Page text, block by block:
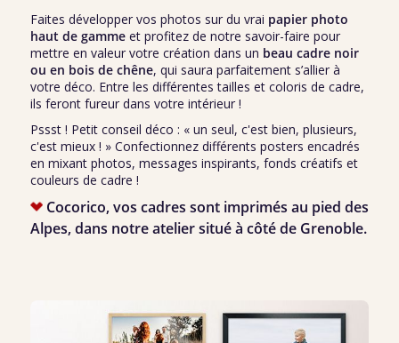
Faites développer vos photos sur du vrai papier photo
haut de gamme et profitez de notre savoir-faire pour
mettre en valeur votre création dans un beau cadre noir
ou en bois de chêne, qui saura parfaitement s’allier à
votre déco. Entre les différentes tailles et coloris de cadre,
ils feront fureur dans votre intérieur !
Pssst ! Petit conseil déco : « un seul, c'est bien, plusieurs,
c'est mieux ! » Confectionnez différents posters encadrés
en mixant photos, messages inspirants, fonds créatifs et
couleurs de cadre !
Cocorico, vos cadres sont imprimés au pied des
Alpes, dans notre atelier situé à côté de Grenoble.